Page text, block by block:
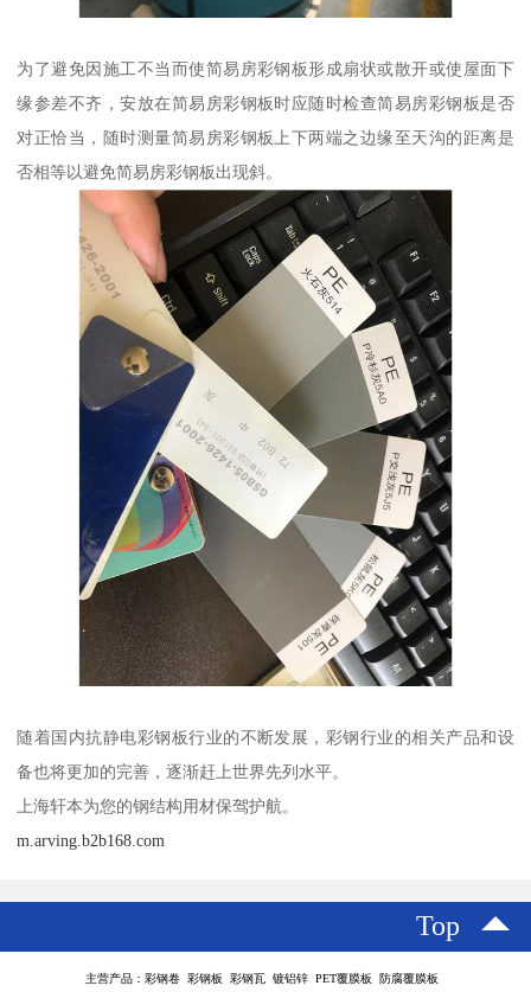
为了避免因施工不当而使简易房彩钢板形成扇状或散开或使屋面下
缘参差不齐，安放在简易房彩钢板时应随时检查简易房彩钢板是否
对正恰当，随时测量简易房彩钢板上下两端之边缘至天沟的距离是
否相等以避免简易房彩钢板出现斜。
随着国内抗静电彩钢板行业的不断发展，彩钢行业的相关产品和设
备也将更加的完善，逐渐赶上世界先列水平。
上海轩本为您的钢结构用材保驾护航。
m.arving.b2b168.com
Top
主营产品：彩钢卷 彩钢板 彩钢瓦 镀铝锌 PET覆膜板 防腐覆膜板